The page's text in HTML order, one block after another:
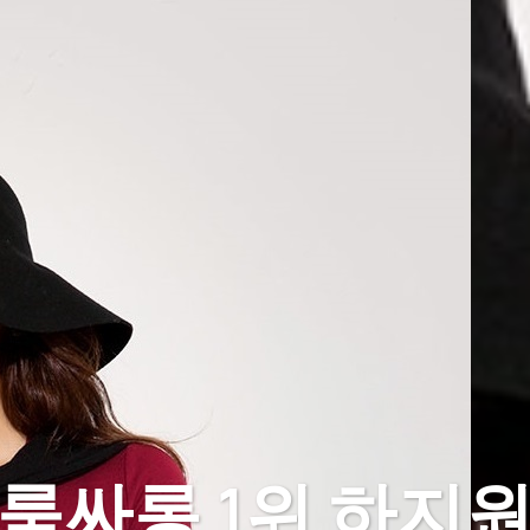
싸롱 1위 하지